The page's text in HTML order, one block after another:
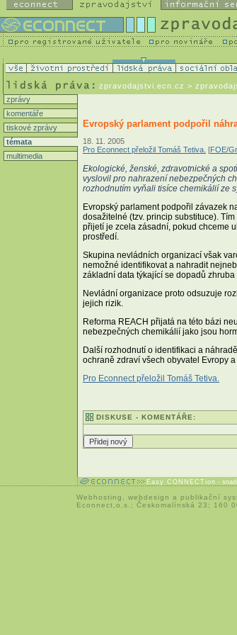
zpravodajstvi.ecn.cz >
zprávy
komentáře
tiskové zprávy
témata
multimedia
Evropský parlament podpořil
18. 11. 2005
Pro Econnect přeložil Tomáš Tetiva. [FOE/
Ekologické, ženské, zdravotnické a
vyslovil pro nahrazení nebezpečných
rozhodnutím vyňali tisíce chemikálií ze
Evropský parlament podpořil závazek
dosažitelné (tzv. princip substituce).
přijetí je zcela zásadní, pokud chceme
prostředí.
Skupina nevládních organizací však
nemožné identifikovat a nahradit
základní data týkající se dopadů
Nevládní organizace proto odsuzuje
jejich rizik.
Reforma REACH přijatá na této bázi
nebezpečných chemikálií jako jsou
Další rozhodnutí o identifikaci a
ochraně zdraví všech obyvatel Evropy
Pro Econnect přeložil Tomáš Tetiva.
DISKUSE - KOMENTÁŘE:
Easy CONNECTion -
Webhosting webdesign a publikační
Econnect,o.s.; Českomalínská 23; 160